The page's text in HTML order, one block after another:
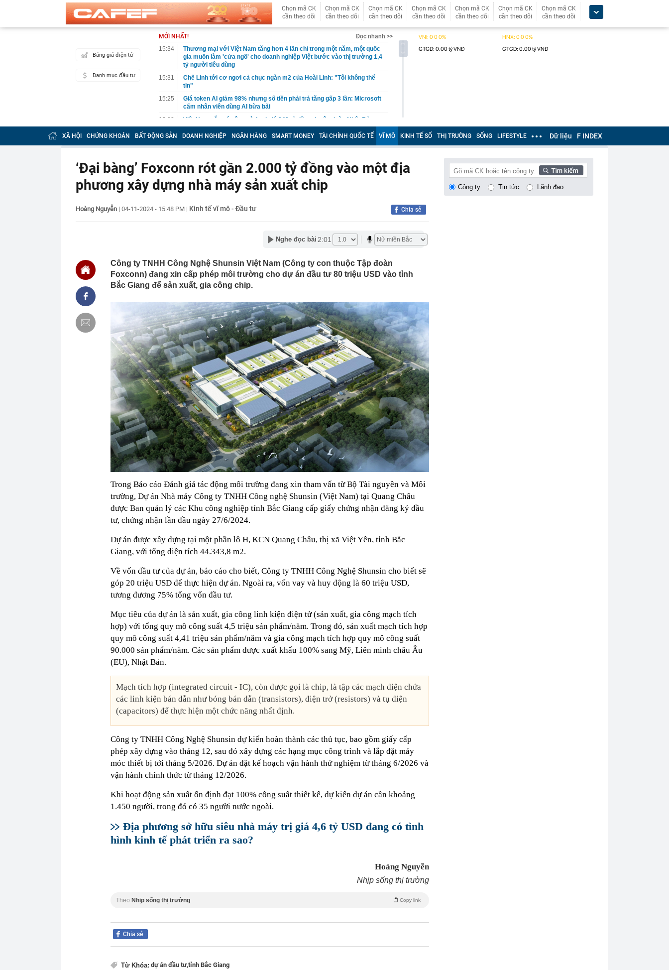
Chọn mã CK
cần theo dõi
Chọn mã CK
cần theo dõi
Chọn mã CK
cần theo dõi
Chọn mã CK
cần theo dõi
Chọn mã CK
cần theo dõi
Chọn mã CK
cần theo dõi
Chọn mã CK
cần theo dõi
Bảng giá điện tử
Danh mục đầu tư
MỚI NHẤT!
Đọc nhanh >>
15:34
Thương mại với Việt Nam tăng hơn 4 lần chỉ trong một năm, một quốc
gia muốn làm 'cửa ngõ' cho doanh nghiệp Việt bước vào thị trường 1,4
tỷ người tiêu dùng
15:31
Chế Linh tới cơ ngơi cả chục ngàn m2 của Hoài Linh: "Tôi không thể
tin"
15:25
Giá token AI giảm 98% nhưng số tiền phải trả tăng gấp 3 lần: Microsoft
cấm nhân viên dùng AI bừa bãi
15:23
Việt Nam sắp có công trình trị giá 940 tỷ đồng do tập đoàn Nhật Bản
đầu tư: Xây dựng thần tốc trong 1 năm, tạo ra 800 cơ hội việc làm
Bộ GD&ĐT công bố thời gian dự kiến thi tốt nghiệp THPT năm 2027
Anh: Khói đen cuồn cuộn bao trùm, một phần toà nhà đổ sập
15:18
Bắt môi giới Hà Thị Thu Hiền SN 1992 khi vừa về nước
15:15
Hanoi Metro lập kỷ lục về lượng khách và lợi nhuận
nào?
15:11
Đấu giá đôi hoa tai đính kim cương của bà Trương Mỹ Lan
Vì sao khách Tây đến Việt Nam là phải thuê xe máy còn khách Hàn,
CEO MB: Lãi suất khó tăng thêm, nhưng thanh khoản vẫn là bài toán
lớn trong nửa cuối năm
Doãn Hải My đeo túi hàng hiệu, bế con đến khách sạn gặp Văn Hậu,
14:46
Một “đại gia” Việt bán điều hòa, máy lạnh kiếm 330 tỷ đồng mỗi ngày
tháng 7
14:46
20 trường đại học dự kiến lịch công bố điểm chuẩn 2026, sớm nhất từ
ngày 9/8
14:45
Bảo hiểm Quân đội (MIC) chốt ngày trả cổ tức bằng tiền mặt tỷ lệ 10%
14:45
Thông báo mới nhất về lịch nghỉ lễ Quốc khánh năm 2026
14:45
Nga tấn công cơ sở năng lượng trọng yếu của Ukraine
14:45
Thời gian nghỉ và chế độ thai sản khi sinh con thứ hai
XÃ HỘI CHỨNG KHOÁN BẤT ĐỘNG SẢN DOANH NGHIỆP NGÂN HÀNG SMART MONEY TÀI CHÍNH QUỐC TẾ VĨ MÔ KINH TẾ SỐ THỊ TRƯỜNG SỐNG LIFESTYLE Dữ liệu F INDEX
‘Đại bàng’ Foxconn rót gần 2.000 tỷ đồng vào một địa
phương xây dựng nhà máy sản xuất chip
Hoàng Nguyễn | 04-11-2024 - 15:48 PM | Kinh tế vĩ mô - Đầu tư Chia sẻ
Nghe đọc bài 2:01
Công ty TNHH Công Nghệ Shunsin Việt Nam (Công ty con thuộc Tập đoàn
Foxconn) đang xin cấp phép môi trường cho dự án đầu tư 80 triệu USD vào tỉnh
Bắc Giang để sản xuất, gia công chip.
Trong Báo cáo Đánh giá tác động môi trường đang xin tham vấn từ Bộ Tài nguyên và Môi
trường, Dự án Nhà máy Công ty TNHH Công nghệ Shunsin (Việt Nam) tại Quang Châu
được Ban quản lý các Khu công nghiệp tỉnh Bắc Giang cấp giấy chứng nhận đăng ký đầu
tư, chứng nhận lần đầu ngày 27/6/2024.
Dự án được xây dựng tại một phần lô H, KCN Quang Châu, thị xã Việt Yên, tỉnh Bắc
Giang, với tổng diện tích 44.343,8 m2.
Về vốn đầu tư của dự án, báo cáo cho biết, Công ty TNHH Công Nghệ Shunsin cho biết sẽ
góp 20 triệu USD để thực hiện dự án. Ngoài ra, vốn vay và huy động là 60 triệu USD,
tương đương 75% tổng vốn đầu tư.
Mục tiêu của dự án là sản xuất, gia công linh kiện điện tử (sản xuất, gia công mạch tích
hợp) với tổng quy mô công suất 4,5 triệu sản phẩm/năm. Trong đó, sản xuất mạch tích hợp
quy mô công suất 4,41 triệu sản phẩm/năm và gia công mạch tích hợp quy mô công suất
90.000 sản phẩm/năm. Các sản phẩm được xuất khẩu 100% sang Mỹ, Liên minh châu Âu
(EU), Nhật Bản.
Mạch tích hợp (integrated circuit - IC), còn được gọi là chip, là tập các mạch điện chứa
các linh kiện bán dẫn như bóng bán dẫn (transistors), điện trở (resistors) và tụ điện
(capacitors) để thực hiện một chức năng nhất định.
Công ty TNHH Công Nghệ Shunsin dự kiến hoàn thành các thủ tục, bao gồm giấy cấp
phép xây dựng vào tháng 12, sau đó xây dựng các hạng mục công trình và lắp đặt máy
móc thiết bị tới tháng 5/2026. Dự án đặt kế hoạch vận hành thử nghiệm từ tháng 6/2026 và
vận hành chính thức từ tháng 12/2026.
Khi hoạt động sản xuất ổn định đạt 100% công suất thiết kế, dự kiến dự án cần khoảng
1.450 người, trong đó có 35 người nước ngoài.
Địa phương sở hữu siêu nhà máy trị giá 4,6 tỷ USD đang có tình
hình kinh tế phát triển ra sao?
Hoàng Nguyễn
Nhịp sống thị trường
Theo Nhịp sống thị trường Copy link
Chia sẻ
Từ Khóa: dự án đầu tư,tỉnh Bắc Giang
Công ty Tin tức Lãnh đạo